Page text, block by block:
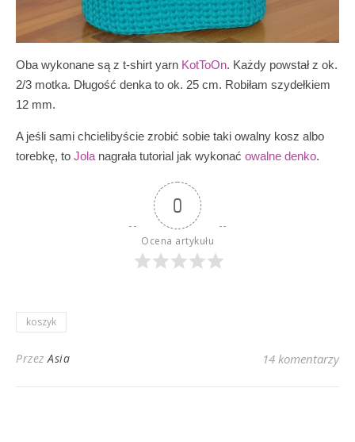
Oba wykonane są z t-shirt yarn KotToOn. Każdy powstał z ok.
2/3 motka. Długość denka to ok. 25 cm. Robiłam szydełkiem
12 mm.
A jeśli sami chcielibyście zrobić sobie taki owalny kosz albo
torebkę, to Jola nagrała tutorial jak wykonać owalne denko.
0
Ocena artykułu
koszyk
Przez Asia 14 komentarzy